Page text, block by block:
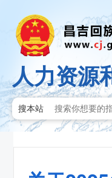
人力资源
搜本站